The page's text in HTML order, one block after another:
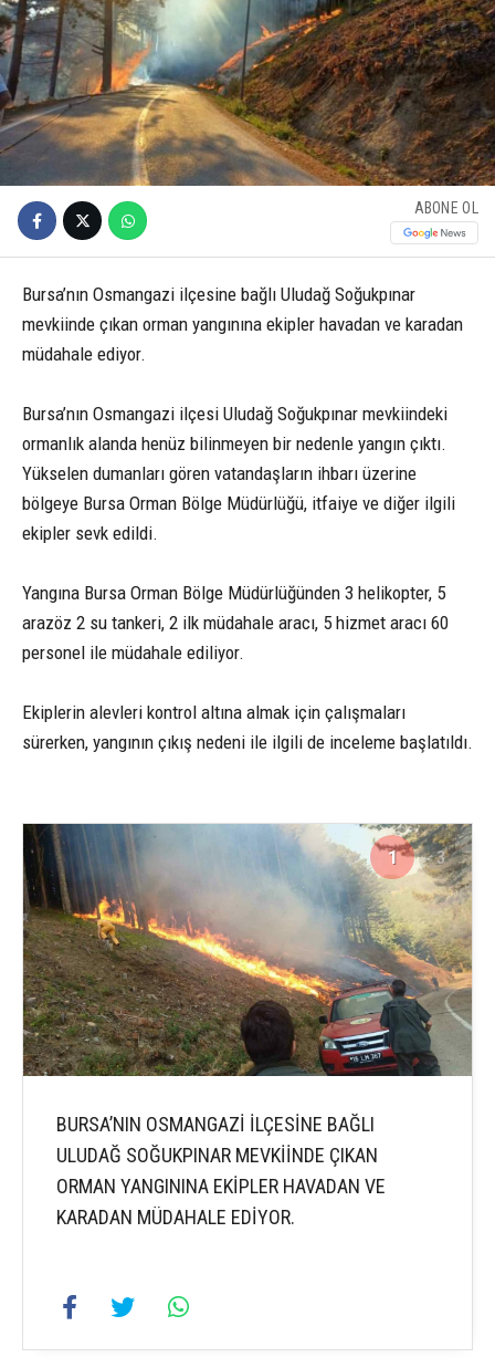
ABONE OL
Bursa’nın Osmangazi ilçesine bağlı Uludağ Soğukpınar
mevkiinde çıkan orman yangınına ekipler havadan ve karadan
müdahale ediyor.
Bursa’nın Osmangazi ilçesi Uludağ Soğukpınar mevkiindeki
ormanlık alanda henüz bilinmeyen bir nedenle yangın çıktı.
Yükselen dumanları gören vatandaşların ihbarı üzerine
bölgeye Bursa Orman Bölge Müdürlüğü, itfaiye ve diğer ilgili
ekipler sevk edildi.
Yangına Bursa Orman Bölge Müdürlüğünden 3 helikopter, 5
arazöz 2 su tankeri, 2 ilk müdahale aracı, 5 hizmet aracı 60
personel ile müdahale ediliyor.
Ekiplerin alevleri kontrol altına almak için çalışmaları
sürerken, yangının çıkış nedeni ile ilgili de inceleme başlatıldı.
1 3
BURSA’NIN OSMANGAZİ İLÇESİNE BAĞLI
ULUDAĞ SOĞUKPINAR MEVKİİNDE ÇIKAN
ORMAN YANGININA EKİPLER HAVADAN VE
KARADAN MÜDAHALE EDİYOR.